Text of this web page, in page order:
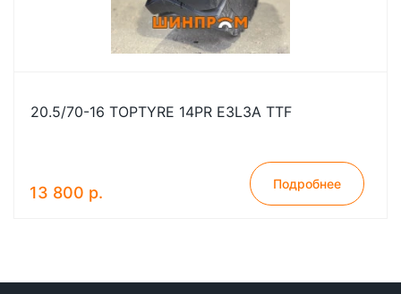
20.5/70-16 TOPTYRE 14PR E3L3A TTF
13 800 р. Подробнее